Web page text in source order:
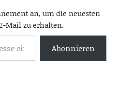
an, um die neuesten
Mail zu erhalten.
Abonnieren